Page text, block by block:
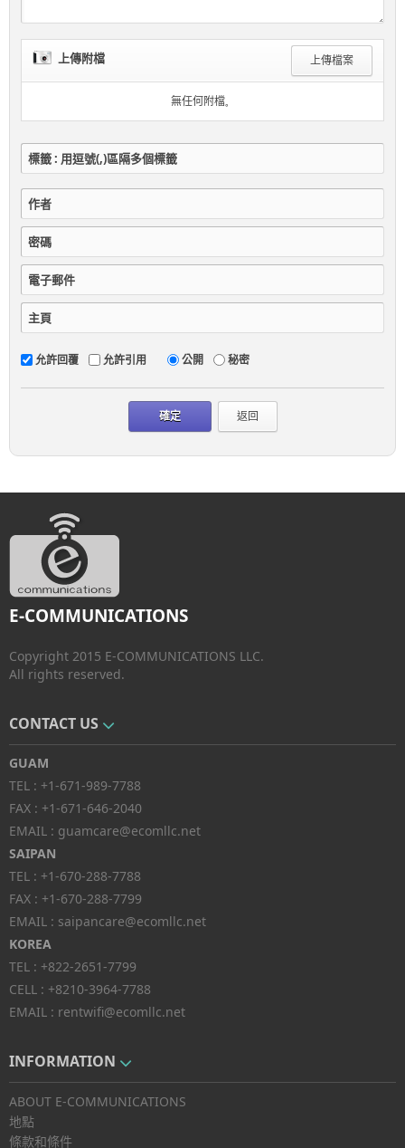
上傳附檔 上傳檔案
無任何附檔。
標籤 : 用逗號(,)區隔多個標籤
作者
密碼
電子郵件
主頁
允許回覆 允許引用 公開 秘密
返回
E-COMMUNICATIONS
Copyright 2015 E-COMMUNICATIONS LLC.
All rights reserved.
CONTACT US
GUAM
TEL : +1-671-989-7788
FAX : +1-671-646-2040
EMAIL : guamcare@ecomllc.net
SAIPAN
TEL : +1-670-288-7788
FAX : +1-670-288-7799
EMAIL : saipancare@ecomllc.net
KOREA
TEL : +822-2651-7799
CELL : +8210-3964-7788
EMAIL : rentwifi@ecomllc.net
INFORMATION
ABOUT E-COMMUNICATIONS
地點
條款和條件